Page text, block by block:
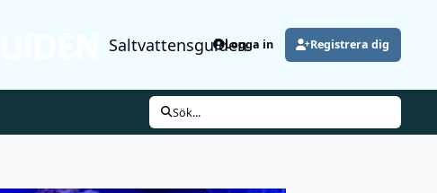
SaltvattensguidenLogga in Registrera dig
Sök...